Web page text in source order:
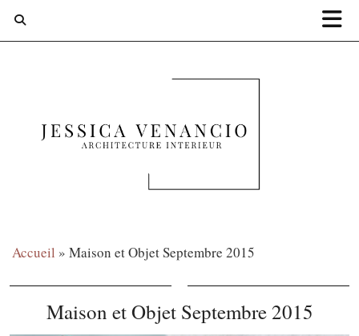
Accueil » Maison et Objet Septembre 2015
Maison et Objet Septembre 2015